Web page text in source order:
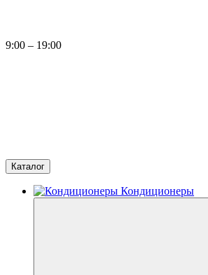
9:00 – 19:00
Каталог
Кондиционеры